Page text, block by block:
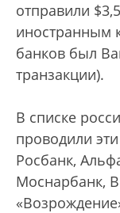
отправили
иностранным
банков был
транзакции).
В списке
проводили
Росбанк,
Моснарбанк,